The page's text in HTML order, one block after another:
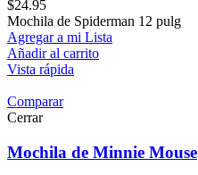
$24.95
Mochila de Spiderman 12 pulg
Agregar a mi Lista
Añadir al carrito
Vista rápida
Comparar
Cerrar
Mochila de Minnie Mouse